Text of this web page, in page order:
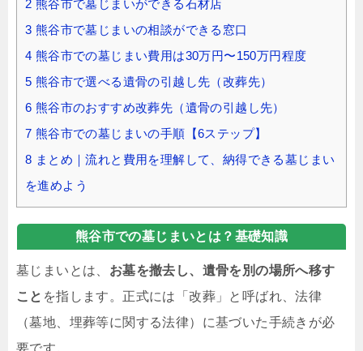
2 熊谷市で墓じまいができる石材店
3 熊谷市で墓じまいの相談ができる窓口
4 熊谷市での墓じまい費用は30万円〜150万円程度
5 熊谷市で選べる遺骨の引越し先（改葬先）
6 熊谷市のおすすめ改葬先（遺骨の引越し先）
7 熊谷市での墓じまいの手順【6ステップ】
8 まとめ｜流れと費用を理解して、納得できる墓じまい
を進めよう
熊谷市での墓じまいとは？基礎知識
墓じまいとは、 お墓を撤去し、遺骨を別の場所へ移す
こと を指します。正式には「改葬」と呼ばれ、法律
（墓地、埋葬等に関する法律）に基づいた手続きが必
要です。